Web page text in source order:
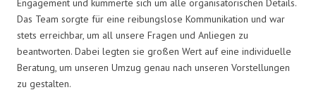
Engagement und kümmerte sich um alle organisatorischen Details.
Das Team sorgte für eine reibungslose Kommunikation und war
stets erreichbar, um all unsere Fragen und Anliegen zu
beantworten. Dabei legten sie großen Wert auf eine individuelle
Beratung, um unseren Umzug genau nach unseren Vorstellungen
zu gestalten.